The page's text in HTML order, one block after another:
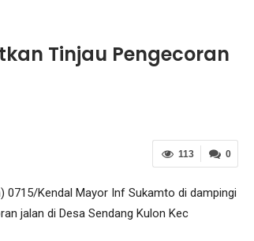
Tinjau Pengecoran
0
113
0715/Kendal Mayor Inf Sukamto di dampingi
jalan di Desa Sendang Kulon Kec